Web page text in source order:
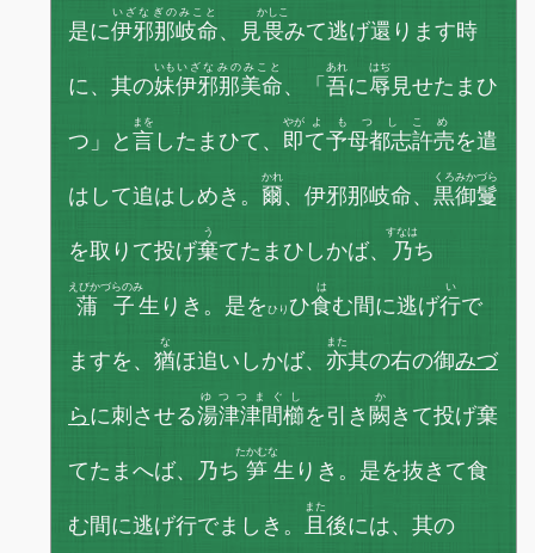
是に伊邪那岐命
いざなぎのみこと
、見畏
かしこ
みて逃げ還ります時
に、其の妹
いも
伊邪那美命
いざなみのみこと
、「吾
あれ
に辱
はぢ
見せたまひ
つ」と言
まを
したまひて、 即
やが
て予母都志許売
よもつしこめ
を遣
はして追はしめき。 爾
かれ
、伊邪那岐命、 黒御鬘
くろみかづら
を取りて投げ棄
う
てたまひしかば、 乃
すなは
ち
蒲子
えびかづらのみ
生りき。是を ひり ひ食
は
む間に逃げ行
い
で
ますを、 猶
な
ほ追いしかば、 亦
また
其の右の御みづ
らに刺させる湯津津間櫛
ゆつつまぐし
を引き闕
か
きて投げ棄
てたまへば、乃ち 笋
たかむな
生りき。是を抜きて食
む間に逃げ行でましき。 且
また
後には、其の